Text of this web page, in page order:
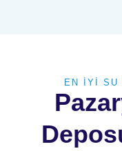
EN İYİ SU